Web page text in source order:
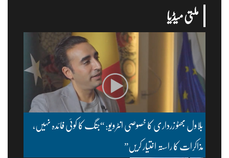
ملتی میڈیا
بلاول بھٹو زرداری کا خصوصی انٹرویو: “جنگ کا کوئی فائدہ نہیں،
مذاکرات کا راستہ اختیار کریں”